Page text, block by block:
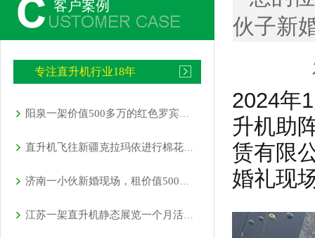
客户案例
专注直升机行业18年
阳泉一架价值500多万的红色罗宾逊直升机开展静展活动
直升机飞往新疆克拉玛依进行棉花脱叶剂喷洒
济南一小伙新婚现场，租价值500多万的直升机助阵
江苏一架直升机静态展览一个月活动如期举行
伙子新
2024年
升机助
赁有限
婚礼现